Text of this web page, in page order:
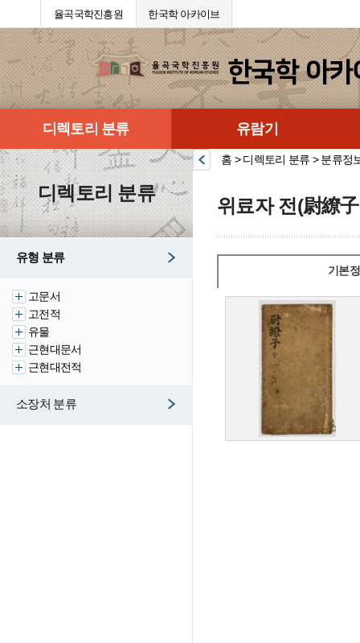
율곡국학진흥원 한국학 아카이브
디렉토리 분류 유람기
디렉토리 분류
유형 분류
고문서
고전적
유물
근현대문서
근현대전적
소장처 분류
홈 > 디렉토리 분류 > 분류정
위료자 전(尉繚
기본